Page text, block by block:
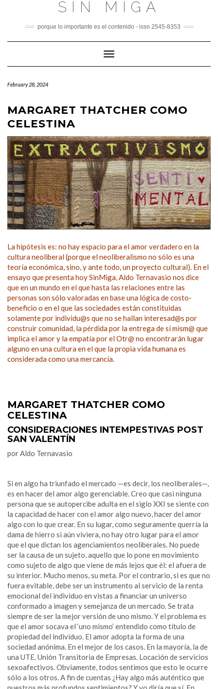
SIN MIGA
porque lo importante es el contenido - issn 2545-8353
Toggle
Navigation
February 28, 2024
MARGARET THATCHER COMO
CELESTINA
La hipótesis es: no hay espacio para el amor verdadero en la
cultura neoliberal (porque el neoliberalismo no sólo es una
teoría económica, sino, y ante todo, un proyecto cultural). En el
ensayo que presenta hoy SinMiga, Aldo Ternavasio nos dice
que en un mundo en el que hasta las relaciones entre las
personas son sólo valoradas en base una lógica de costo-
beneficio o en el que las sociedades están constituidas
solamente por individu@s que no se hallan interesad@s por
construir comunidad, la pérdida por la entrega de sí mism@ que
implica el amor y la empatía por el Otr@ no encontrarán lugar
alguno en una cultura en el que la propia vida humana es
considerada como una mercancía.
MARGARET THATCHER COMO
CELESTINA
CONSIDERACIONES INTEMPESTIVAS POST
SAN VALENTÍN
por Aldo Ternavasio
Si en algo ha triunfado el mercado —es decir, los neoliberales—,
es en hacer del amor algo gerenciable. Creo que casi ninguna
persona que se autopercibe adulta en el siglo XXI se siente con
la capacidad de hacer con el amor algo nuevo, hacer del amor
algo con lo que crear. En su lugar, como seguramente querría la
dama de hierro si aún viviera, no hay otro lugar para el amor
que el que dictan los agenciamientos neoliberales. No puede
ser la causa de un sujeto, aquello que lo pone en movimiento
como sujeto de algo que viene de más lejos que él: el afuera de
su interior. Mucho menos, su meta. Por el contrario, si es que no
fuera evitable, debe ser un instrumento al servicio de la renta
emocional del individuo en vistas a financiar un universo
conformado a imagen y semejanza de un mercado. Se trata
siempre de ser la mejor versión de uno mismo. Y el problema es
que el amor socava el ‘uno mismo’ entendido como título de
propiedad del individuo. El amor adopta la forma de una
sociedad anónima. En el mejor de los casos. En la mayoría, la de
una UTE. Unión Transitoria de Empresas. Locación de servicios
sexoafectivos. Obviamente, todos sentimos que esto le ocurre
sólo a los otros. A fin de cuentas ¿Hay algo más auténtico que